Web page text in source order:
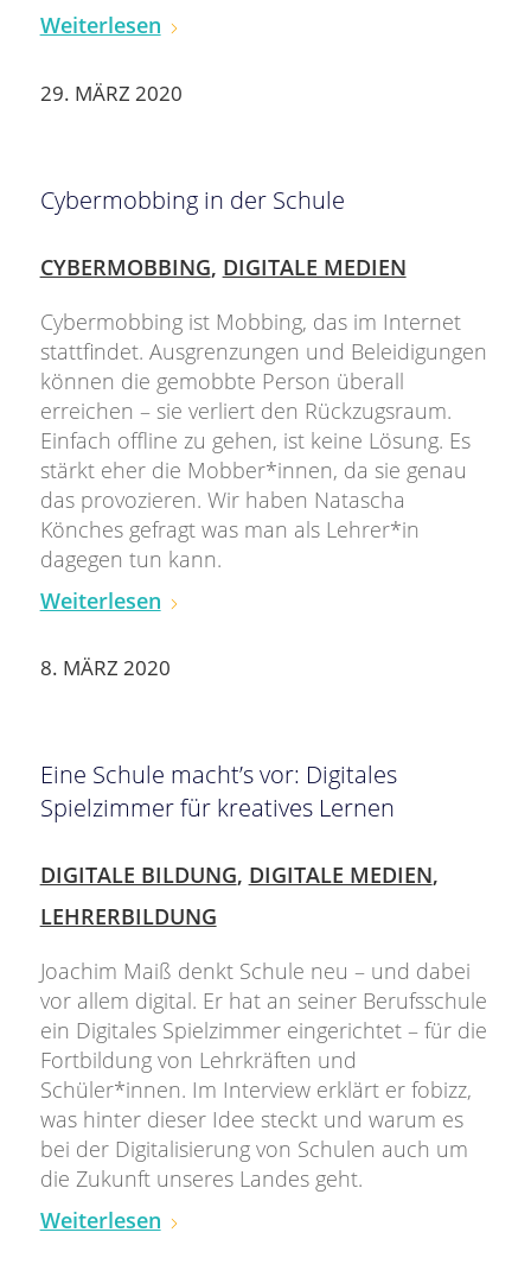
Weiterlesen
29. MÄRZ 2020
Cybermobbing in der Schule
CYBERMOBBING, DIGITALE MEDIEN
Cybermobbing ist Mobbing, das im Internet
stattfindet. Ausgrenzungen und Beleidigungen
können die gemobbte Person überall
erreichen – sie verliert den Rückzugsraum.
Einfach offline zu gehen, ist keine Lösung. Es
stärkt eher die Mobber*innen, da sie genau
das provozieren. Wir haben Natascha
Könches gefragt was man als Lehrer*in
dagegen tun kann.
Weiterlesen
8. MÄRZ 2020
Eine Schule macht’s vor: Digitales
Spielzimmer für kreatives Lernen
DIGITALE BILDUNG, DIGITALE MEDIEN,
LEHRERBILDUNG
Joachim Maiß denkt Schule neu – und dabei
vor allem digital. Er hat an seiner Berufsschule
ein Digitales Spielzimmer eingerichtet – für die
Fortbildung von Lehrkräften und
Schüler*innen. Im Interview erklärt er fobizz,
was hinter dieser Idee steckt und warum es
bei der Digitalisierung von Schulen auch um
die Zukunft unseres Landes geht.
Weiterlesen